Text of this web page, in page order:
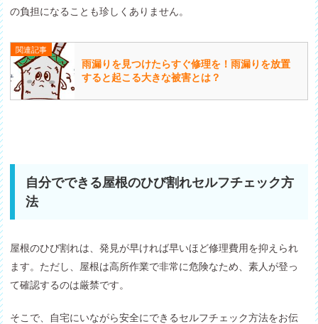
の負担になることも珍しくありません。
関連記事
雨漏りを見つけたらすぐ修理を！雨漏りを放置
すると起こる大きな被害とは？
自分でできる屋根のひび割れセルフチェック方
法
屋根のひび割れは、発見が早ければ早いほど修理費用を抑えられ
ます。ただし、屋根は高所作業で非常に危険なため、素人が登っ
て確認するのは厳禁です。
そこで、自宅にいながら安全にできるセルフチェック方法をお伝